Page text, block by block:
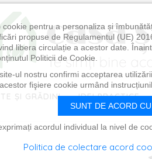
ȘI GRĂDINI IDEI PRACTICE
cookie pentru a personaliza și
propuse de Regulamentul (UE)
libera circulație a acestor date.
Politicii de Cookie.
ul nostru confirmi acceptarea
fişiere cookie urmând
SUNT DE ACORD
acordul individual la nivel de
Politica de colectare acord